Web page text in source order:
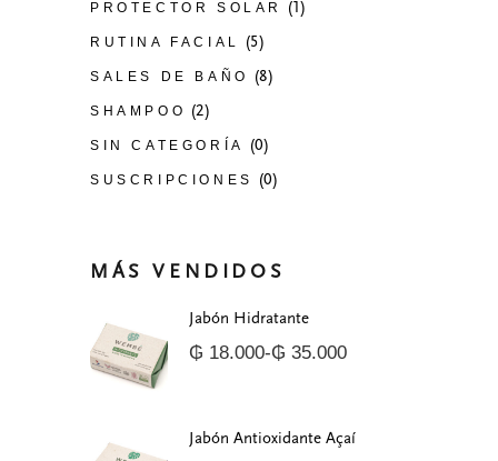
PROTECTOR SOLAR (1)
RUTINA FACIAL (5)
SALES DE BAÑO (8)
SHAMPOO (2)
SIN CATEGORÍA (0)
SUSCRIPCIONES (0)
MÁS VENDIDOS
Jabón Hidratante
₲ 18.000-₲ 35.000
Rango
₲ 18.000
Jabón Antioxidante Açaí